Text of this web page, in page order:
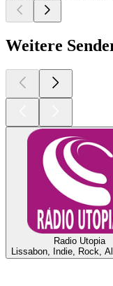
Weitere
Radio Utopia
Lissabon, Indie, Rock,